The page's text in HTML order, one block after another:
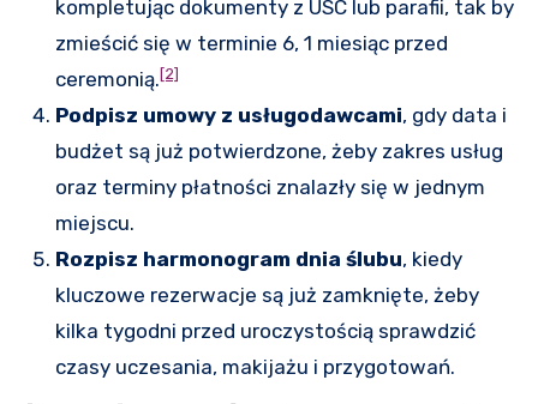
kompletując dokumenty z USC lub parafii, tak by
zmieścić się w terminie 6, 1 miesiąc przed
ceremonią.[2]
Podpisz umowy z usługodawcami, gdy data i
budżet są już potwierdzone, żeby zakres usług
oraz terminy płatności znalazły się w jednym
miejscu.
Rozpisz harmonogram dnia ślubu, kiedy
kluczowe rezerwacje są już zamknięte, żeby
kilka tygodni przed uroczystością sprawdzić
czasy uczesania, makijażu i przygotowań.